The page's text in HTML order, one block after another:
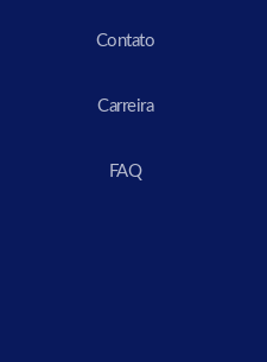
Contato
Carreira
FAQ